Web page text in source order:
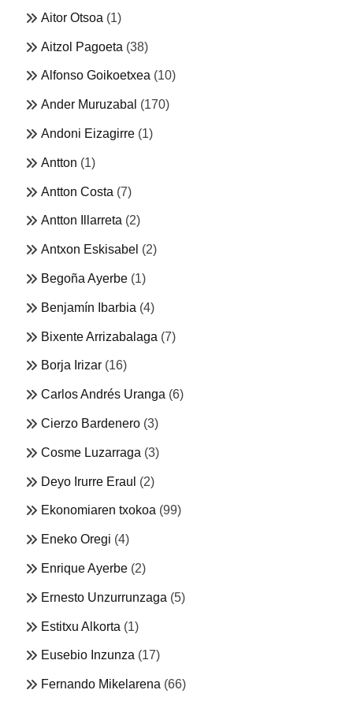
Aitor Otsoa (1)
Aitzol Pagoeta (38)
Alfonso Goikoetxea (10)
Ander Muruzabal (170)
Andoni Eizagirre (1)
Antton (1)
Antton Costa (7)
Antton Illarreta (2)
Antxon Eskisabel (2)
Begoña Ayerbe (1)
Benjamín Ibarbia (4)
Bixente Arrizabalaga (7)
Borja Irizar (16)
Carlos Andrés Uranga (6)
Cierzo Bardenero (3)
Cosme Luzarraga (3)
Deyo Irurre Eraul (2)
Ekonomiaren txokoa (99)
Eneko Oregi (4)
Enrique Ayerbe (2)
Ernesto Unzurrunzaga (5)
Estitxu Alkorta (1)
Eusebio Inzunza (17)
Fernando Mikelarena (66)